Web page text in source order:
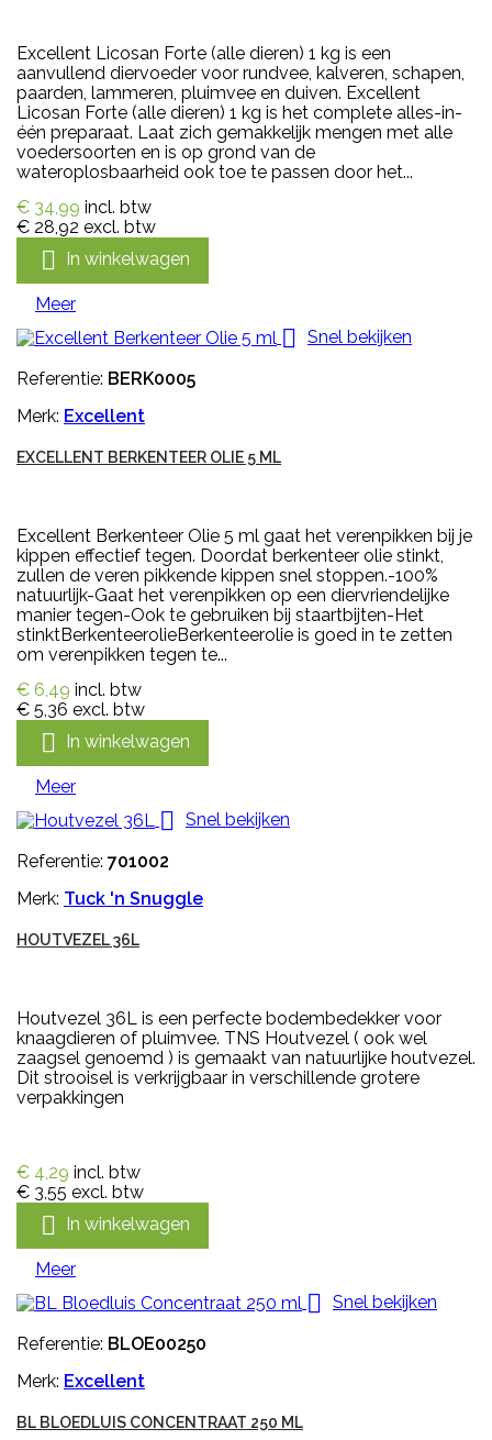
Excellent Licosan Forte (alle dieren) 1 kg is een
aanvullend diervoeder voor rundvee, kalveren, schapen,
paarden, lammeren, pluimvee en duiven. Excellent
Licosan Forte (alle dieren) 1 kg is het complete alles-in-
één preparaat. Laat zich gemakkelijk mengen met alle
voedersoorten en is op grond van de
wateroplosbaarheid ook toe te passen door het...
€ 34,99 incl. btw
€ 28,92 excl. btw
 In winkelwagen
Meer

Snel bekijken
Referentie: BERK0005
Merk: Excellent
EXCELLENT BERKENTEER OLIE 5 ML
Excellent Berkenteer Olie 5 ml gaat het verenpikken bij je
kippen effectief tegen. Doordat berkenteer olie stinkt,
zullen de veren pikkende kippen snel stoppen.-100%
natuurlijk-Gaat het verenpikken op een diervriendelijke
manier tegen-Ook te gebruiken bij staartbijten-Het
stinktBerkenteerolieBerkenteerolie is goed in te zetten
om verenpikken tegen te...
€ 6,49 incl. btw
€ 5,36 excl. btw
 In winkelwagen
Meer

Snel bekijken
Referentie: 701002
Merk: Tuck 'n Snuggle
HOUTVEZEL 36L
Houtvezel 36L is een perfecte bodembedekker voor
knaagdieren of pluimvee. TNS Houtvezel ( ook wel
zaagsel genoemd ) is gemaakt van natuurlijke houtvezel.
Dit strooisel is verkrijgbaar in verschillende grotere
verpakkingen
€ 4,29 incl. btw
€ 3,55 excl. btw
 In winkelwagen
Meer

Snel bekijken
Referentie: BLOE00250
Merk: Excellent
BL BLOEDLUIS CONCENTRAAT 250 ML